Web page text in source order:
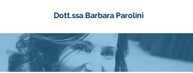
Dott.ssa Barbara Parolini